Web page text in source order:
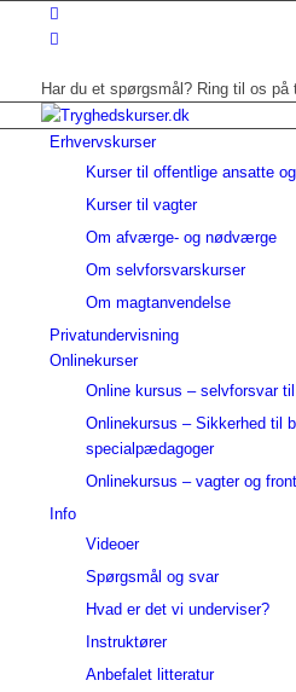
Har du et spørgsmål? Ring til os på
Erhvervskurser
Kurser til offentlige ansatte
Kurser til vagter
Om afværge- og nødværge
Om selvforsvarskurser
Om magtanvendelse
Privatundervisning
Onlinekurser
Online kursus – selvforsvar
Onlinekursus – Sikkerhed til
specialpædagoger
Onlinekursus – vagter og
Info
Videoer
Spørgsmål og svar
Hvad er det vi underviser?
Instruktører
Anbefalet litteratur